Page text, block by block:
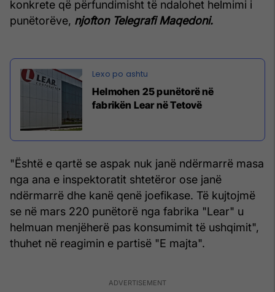
konkrete që përfundimisht të ndalohet helmimi i
punëtorëve, njofton Telegrafi Maqedoni.
Helmohen 25 punëtorë në
fabrikën Lear në Tetovë
"Është e qartë se aspak nuk janë ndërmarrë masa
nga ana e inspektoratit shtetëror ose janë
ndërmarrë dhe kanë qenë joefikase. Të kujtojmë
se në mars 220 punëtorë nga fabrika "Lear" u
helmuan menjëherë pas konsumimit të ushqimit",
thuhet në reagimin e partisë "E majta".